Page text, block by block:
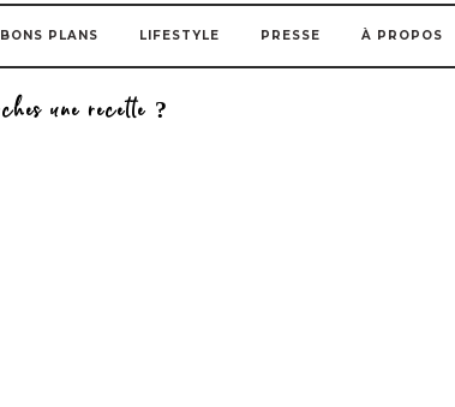
BONS PLANS LIFESTYLE PRESSE À PROPOS